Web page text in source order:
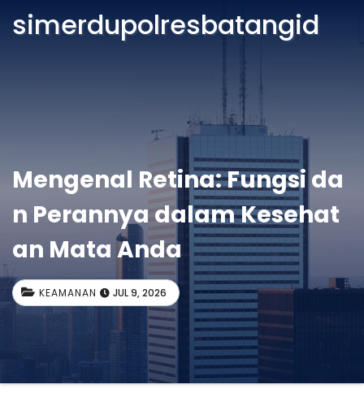
simerdupolresbatangid
Mengenal Retina: Fungsi da
n Perannya dalam Kesehat
an Mata Anda
KEAMANAN JUL 9, 2026